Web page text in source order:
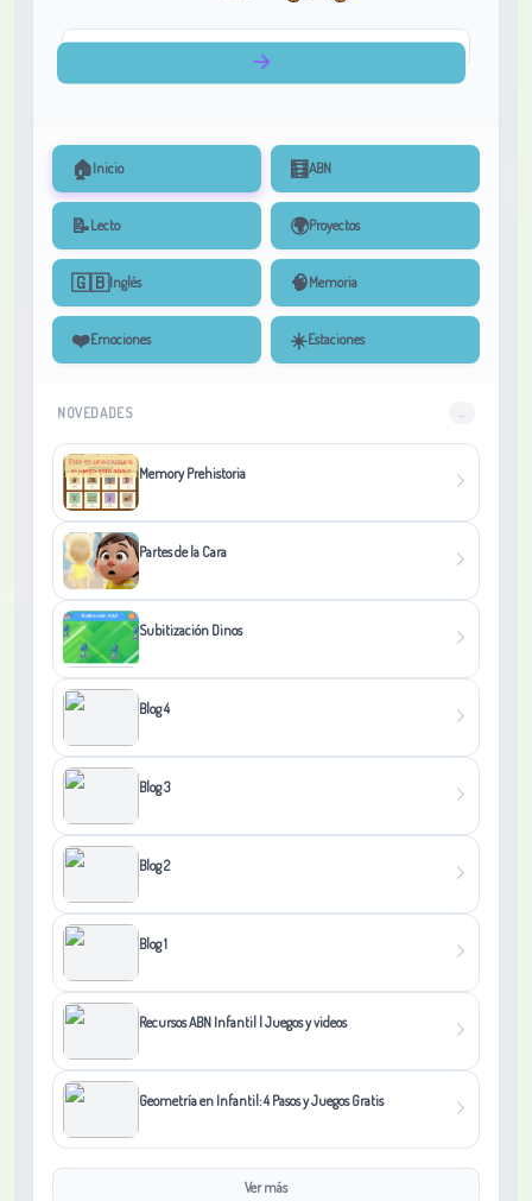
🏠Inicio 🧮ABN
📝Lecto 🌍Proyectos
🇬🇧Inglés 🧠Memoria
❤️Emociones ☀️Estaciones
NOVEDADES
Memory Prehistoria
Partes de la Cara
Subitización Dinos
Blog 4
Blog 3
Blog 2
Blog 1
Recursos ABN Infantil | Juegos y videos
Geometría en Infantil: 4 Pasos y Juegos Gratis
Ver más